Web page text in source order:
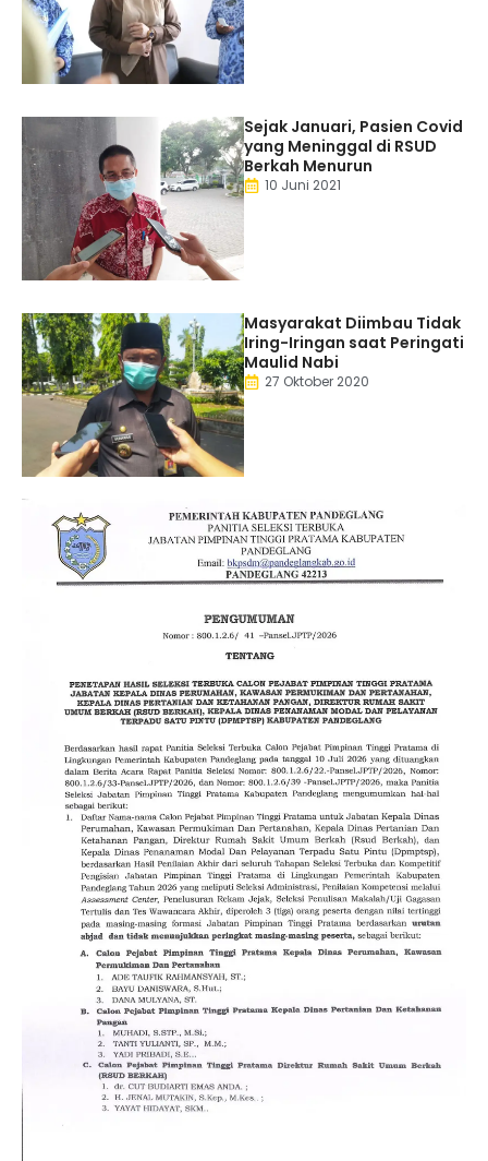
Sejak Januari, Pasien Covid
yang Meninggal di RSUD
Berkah Menurun
10 Juni 2021
Masyarakat Diimbau Tidak
Iring-Iringan saat Peringati
Maulid Nabi
27 Oktober 2020